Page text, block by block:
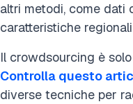
altri metodi, come dati
caratteristiche
Il crowdsourcing è
Controlla questo
diverse tecniche per